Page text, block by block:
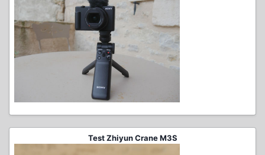
Test Zhiyun Crane M3S